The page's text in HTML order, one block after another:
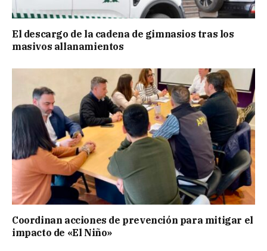
El descargo de la cadena de gimnasios tras los
masivos allanamientos
Coordinan acciones de prevención para mitigar el
impacto de «El Niño»